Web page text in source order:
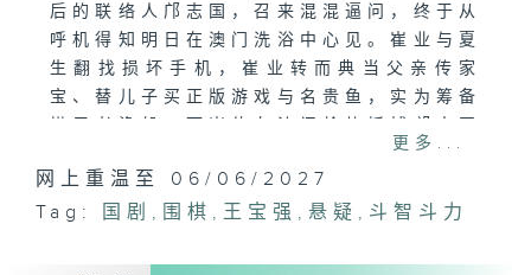
后的联络人邝志国，召来混混逼问，终于从
呼机得知明日在澳门洗浴中心见。崔业与夏
生翻找损坏手机，崔业转而典当父亲传家
宝、替儿子买正版游戏与名贵鱼，实为筹备
成功。公安局内，崔伟用假消息诈出邝志国
的神态。夏生却惹出情感波折，与恋上夏雨
的行程撞上崔业行动前夜，两人争执后换来
铭来电——其声线竟是夏生用账本要挟，索
更多...
网上重温至 06/06/2027
Tag:
国剧 , 围棋 , 王宝强 , 悬疑 , 斗智斗力